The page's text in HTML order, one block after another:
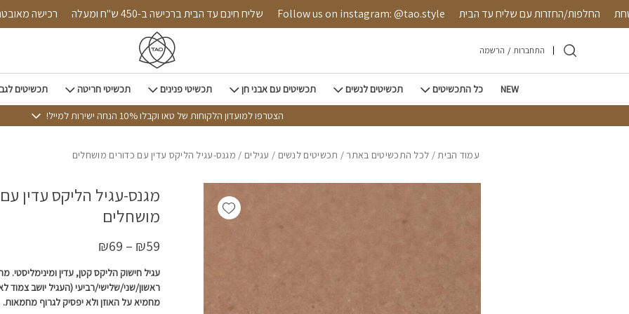
Skip to Content
מאובטחת החלפות/החזרות עם שליח עד הבית Follow us on instagram: @tao.style שליח חינם עד הבית ברכישה ב-450 ש"ח ומעלה
התחברות / הרשמה
NEW כל התכשיטים תכשיטים לנשים תכשיטים עם אבני חן תכשיטי פנינים תכשיטי חריטה תכשיטים
הצטרפו למועדון הלקוחות של טאו וקבלו 10% הנחה ישירות למייל!
עמוד הבית/ לכל התכשיטים באתר / תכשיטים לנשים / עגילים / מגנס-עגיל הליקס עדין עם כדורים מושחלים
מגנס-עגיל הליקס עדין
מושחלים
₪59
–
₪69
עגיל חישוק הליקס קטן, עדין ומינימליסטי.
ראשון/שני/שלישי/רביעי (העגיל יושב צמוד
מחמיא על האוזן ולא יפסיק לגרוף מחמאות.
Add wishlist
בחזרה למעלה